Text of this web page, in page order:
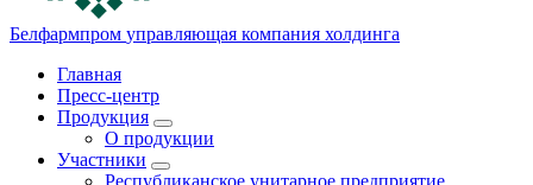
Белфармпром управляющая компания холдинга
Главная
Пресс-центр
Продукция
О продукции
Участники
Республиканское унитарное предприятие